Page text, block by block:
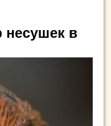
несушек в